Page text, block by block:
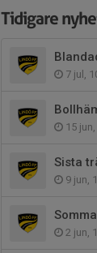
Tidigare
7 jul,
15
Sista
9 jun,
2 jun,